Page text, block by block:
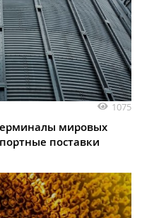
1075
мировых
поставки